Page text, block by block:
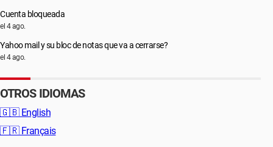
Cuenta bloqueada
el 4 ago.
Yahoo mail y su bloc de notas que va a cerrarse?
el 4 ago.
OTROS IDIOMAS
🇬🇧 English
🇫🇷 Français